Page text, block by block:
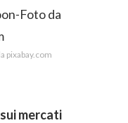
pixabay.com
mercati